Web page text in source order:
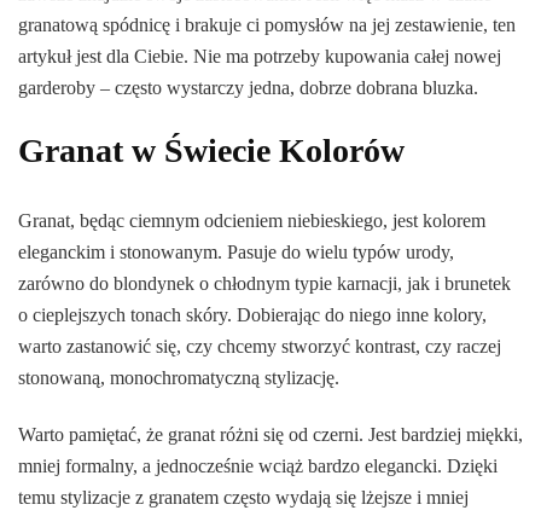
granatową spódnicę i brakuje ci pomysłów na jej zestawienie, ten
artykuł jest dla Ciebie. Nie ma potrzeby kupowania całej nowej
garderoby – często wystarczy jedna, dobrze dobrana bluzka.
Granat w Świecie Kolorów
Granat, będąc ciemnym odcieniem niebieskiego, jest kolorem
eleganckim i stonowanym. Pasuje do wielu typów urody,
zarówno do blondynek o chłodnym typie karnacji, jak i brunetek
o cieplejszych tonach skóry. Dobierając do niego inne kolory,
warto zastanowić się, czy chcemy stworzyć kontrast, czy raczej
stonowaną, monochromatyczną stylizację.
Warto pamiętać, że granat różni się od czerni. Jest bardziej miękki,
mniej formalny, a jednocześnie wciąż bardzo elegancki. Dzięki
temu stylizacje z granatem często wydają się lżejsze i mniej